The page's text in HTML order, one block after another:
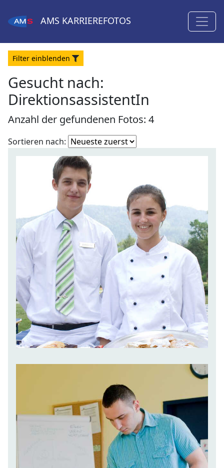
AMS KARRIEREFOTOS
Filter einblenden
Gesucht nach:
DirektionsassistentIn
Anzahl der gefundenen Fotos: 4
Sortieren nach: